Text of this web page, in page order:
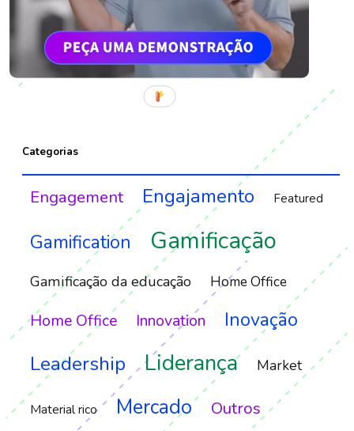
Categorias
Engagement Engajamento Featured
Gamification Gamificação
Gamificação da educação Home Office
Home Office Innovation Inovação
Leadership Liderança Market
Material rico Mercado Outros